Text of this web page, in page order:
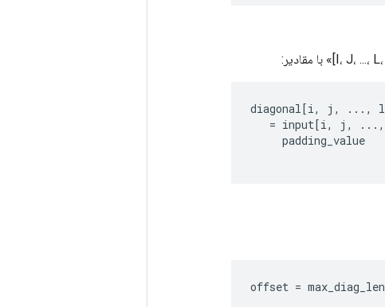
diagonal[i, j , ..., l
= input[i, j , ...,
padding_value
offset = max_diag_len